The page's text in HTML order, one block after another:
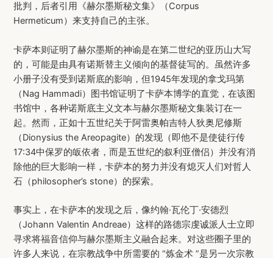
批判，后者引用《赫尔墨斯秘文集》（Corpus
Hermeticum）来支持自己的主张。
卡萨本则证明了赫尔墨斯的神谕是在第二世纪的亚历山大写
的，可能是由具有诺斯替主义倾向的基督徒写的。虽然许多
小册子没有受到诺斯底的影响，但1945年发现的拿戈玛第
（Nag Hammadi）图书馆证明了卡萨本博学的直觉，在该图
书馆中，各种诺斯底主义文本与赫尔墨斯秘文集装订在一
起。然而，正如十五世纪关于阿雷奥帕吉特人狄奥尼修斯
（Dionysius the Areopagite）的发现（即他不是使徒行传
17:34中保罗的皈依者，而是五世纪的叙利亚僧侣）并没有消
除他的巨大影响一样，卡萨本的努力并没有熄灭人们对哲人
石（philosopher’s stone）的探索。
事实上，在卡萨本的发现之后，像约翰·瓦伦丁·安德烈
（Johann Valentin Andreae）这样的路德宗虔诚派人士立即
寻求将福音信仰与赫尔墨斯主义融合起来。对这些圈子里的
许多人来说，在宗教战争中所需要的 “炼金术 ”是另一次宗教